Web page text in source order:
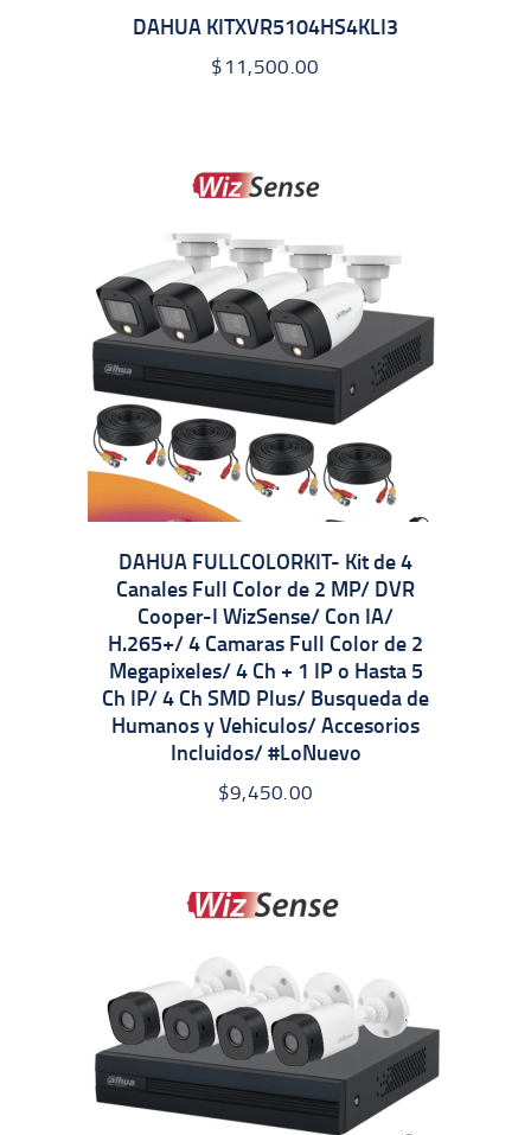
DAHUA KITXVR5104HS4KLI3
$11,500.00
DAHUA FULLCOLORKIT- Kit de 4
Canales Full Color de 2 MP/ DVR
Cooper-I WizSense/ Con IA/
H.265+/ 4 Camaras Full Color de 2
Megapixeles/ 4 Ch + 1 IP o Hasta 5
Ch IP/ 4 Ch SMD Plus/ Busqueda de
Humanos y Vehiculos/ Accesorios
Incluidos/ #LoNuevo
$9,450.00